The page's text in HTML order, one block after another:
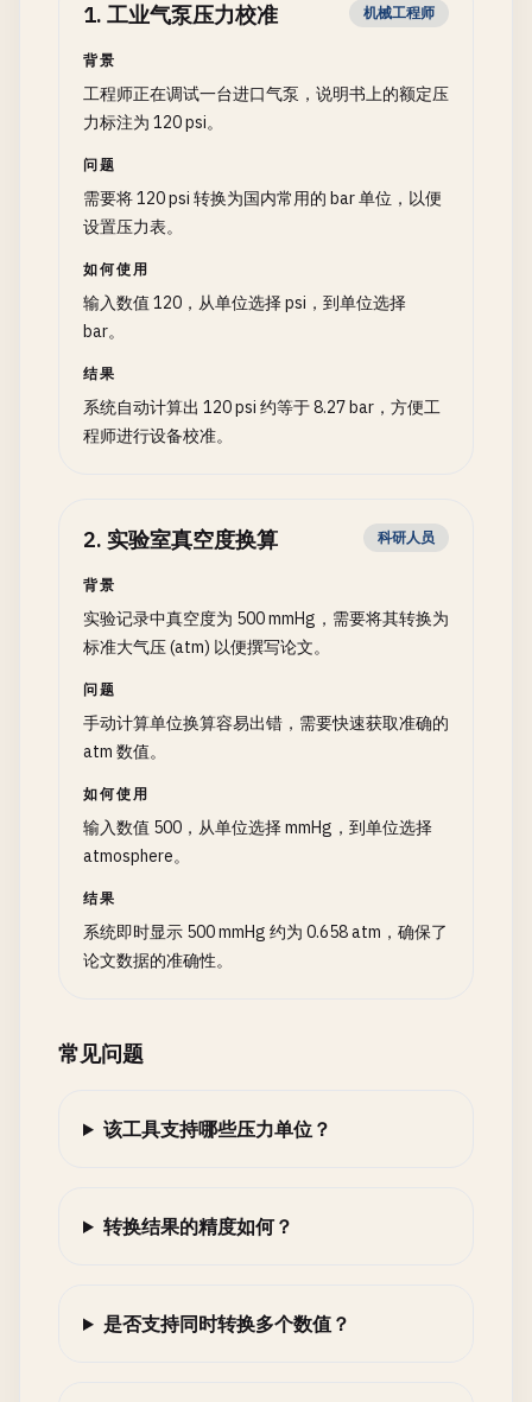
1. 工业气泵压力校准 机械工程师
背景
工程师正在调试一台进口气泵，说明书上的额定压
力标注为 120 psi。
问题
需要将 120 psi 转换为国内常用的 bar 单位，以便
设置压力表。
如何使用
输入数值 120，从单位选择 psi，到单位选择
bar。
结果
系统自动计算出 120 psi 约等于 8.27 bar，方便工
程师进行设备校准。
2. 实验室真空度换算 科研人员
背景
实验记录中真空度为 500 mmHg，需要将其转换为
标准大气压 (atm) 以便撰写论文。
问题
手动计算单位换算容易出错，需要快速获取准确的
atm 数值。
如何使用
输入数值 500，从单位选择 mmHg，到单位选择
atmosphere。
结果
系统即时显示 500 mmHg 约为 0.658 atm，确保了
论文数据的准确性。
常见问题
该工具支持哪些压力单位？
转换结果的精度如何？
是否支持同时转换多个数值？